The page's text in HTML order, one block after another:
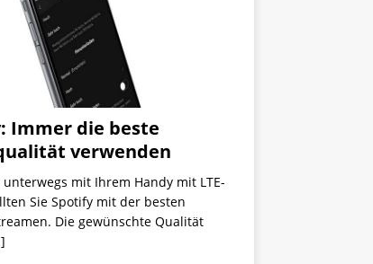
Immer die beste
verwenden
unterwegs mit Ihrem Handy mit LTE-
Sie Spotify mit der besten
Die gewünschte Qualität